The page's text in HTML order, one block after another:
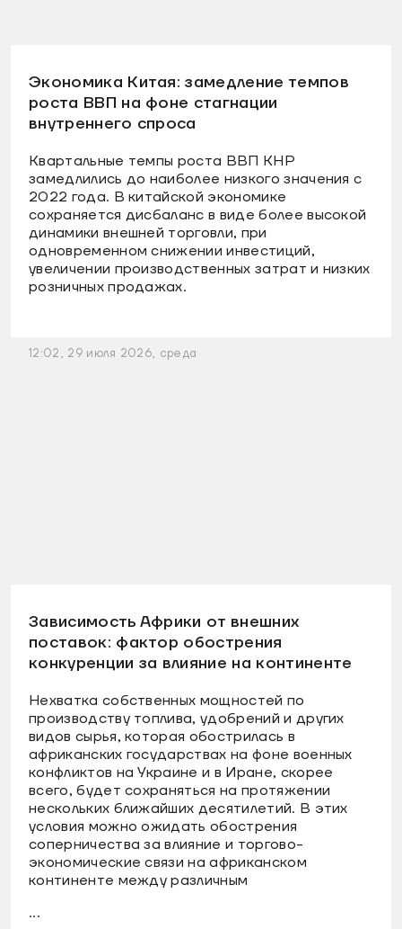
Экономика Китая: замедление темпов
роста ВВП на фоне стагнации
внутреннего спроса
Квартальные темпы роста ВВП КНР
замедлились до наиболее низкого значения с
2022 года. В китайской экономике
сохраняется дисбаланс в виде более высокой
динамики внешней торговли, при
одновременном снижении инвестиций,
увеличении производственных затрат и низких
розничных продажах.
12:02, 29 июля 2026, среда
Зависимость Африки от внешних
поставок: фактор обострения
конкуренции за влияние на континенте
Нехватка собственных мощностей по
производству топлива, удобрений и других
видов сырья, которая обострилась в
африканских государствах на фоне военных
конфликтов на Украине и в Иране, скорее
всего, будет сохраняться на протяжении
нескольких ближайших десятилетий. В этих
условия можно ожидать обострения
соперничества за влияние и торгово-
экономические связи на африканском
континенте между различным
...